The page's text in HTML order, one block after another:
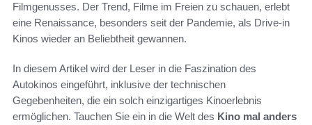
Filmgenusses. Der Trend, Filme im Freien zu schauen, erlebt
eine Renaissance, besonders seit der Pandemie, als Drive-in
Kinos wieder an Beliebtheit gewannen.
In diesem Artikel wird der Leser in die Faszination des
Autokinos eingeführt, inklusive der technischen
Gegebenheiten, die ein solch einzigartiges Kinoerlebnis
ermöglichen. Tauchen Sie ein in die Welt des Kino mal anders